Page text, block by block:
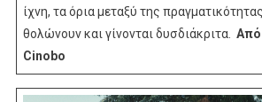
ίχνη, τα όρια μεταξύ της
θολώνουν και γίνονται δυσδιάκριτα. Από
Cinobo